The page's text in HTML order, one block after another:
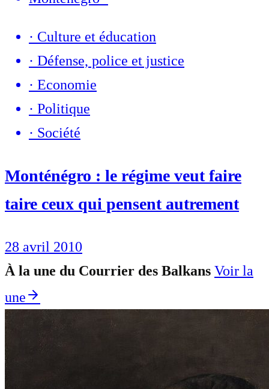
· Culture et éducation
· Défense, police et justice
· Economie
· Politique
· Société
Monténégro : le régime veut faire
taire ceux qui pensent autrement
28 avril 2010
À la une du Courrier des Balkans Voir la
une